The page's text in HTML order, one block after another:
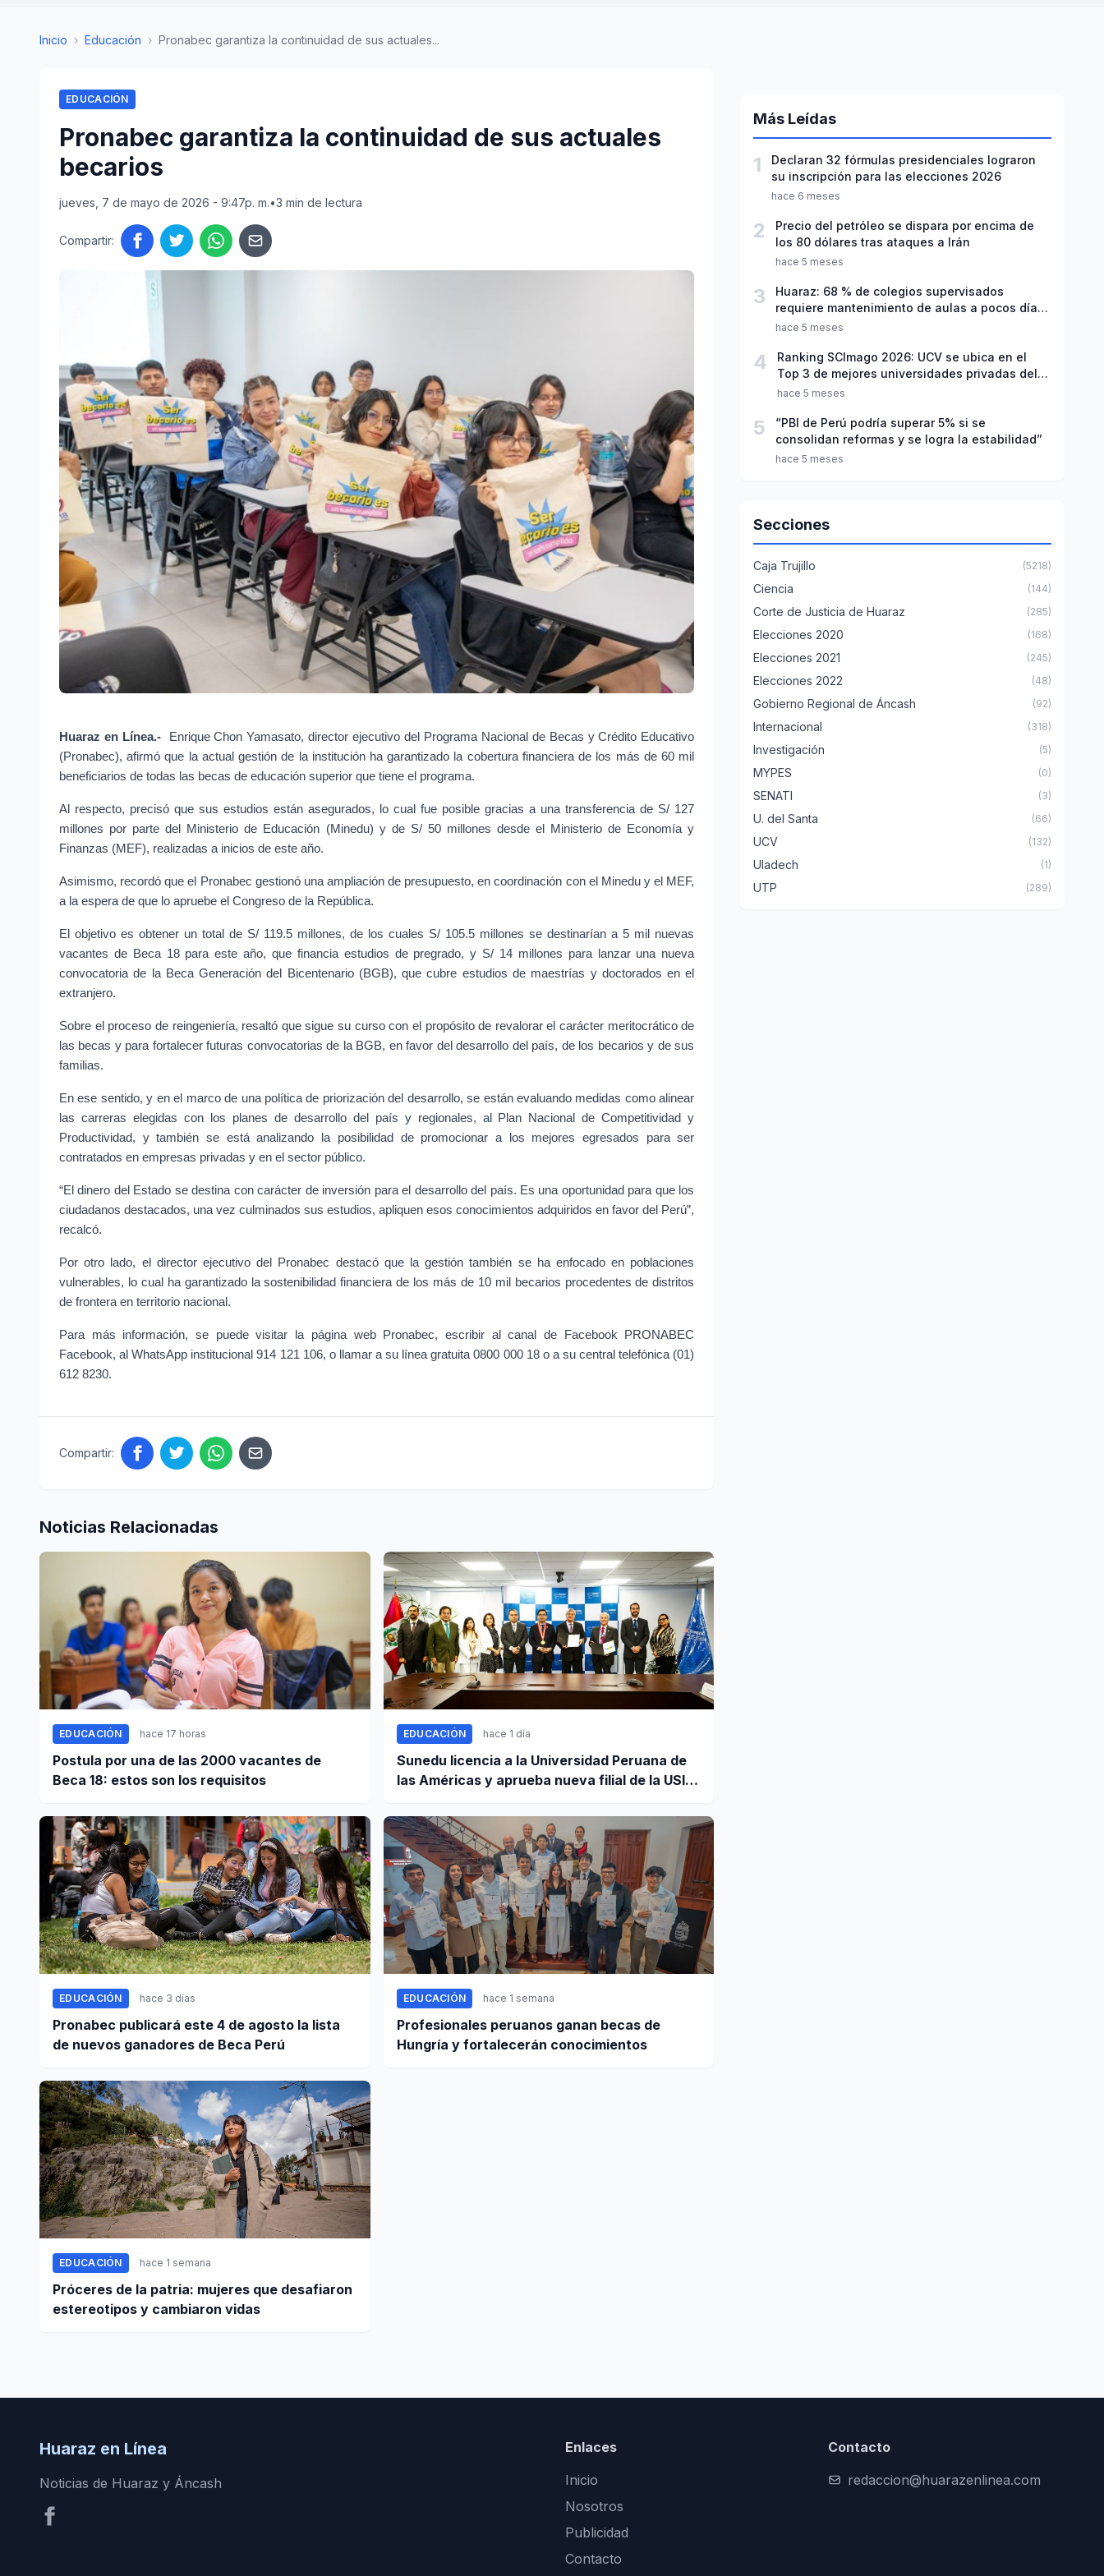
Inicio › Educación › Pronabec garantiza la continuidad de sus actuales...
EDUCACIÓN
Pronabec garantiza la continuidad de sus actuales
becarios
jueves, 7 de mayo de 2026 - 9:47p. m.•3 min de lectura
Compartir:
Huaraz en Línea.-
Enrique Chon Yamasato, director ejecutivo del Programa Nacional de Becas y Crédito Educativo
(Pronabec), afirmó que la actual gestión de la institución ha garantizado la cobertura financiera de los más de 60 mil
beneficiarios de todas las becas de educación superior que tiene el programa.
Al respecto, precisó que sus estudios están asegurados, lo cual fue posible gracias a una transferencia de S/ 127
millones por parte del Ministerio de Educación (Minedu) y de S/ 50 millones desde el Ministerio de Economía y
Finanzas (MEF), realizadas a inicios de este año.
Asimismo, recordó que el Pronabec gestionó una ampliación de presupuesto, en coordinación con el Minedu y el MEF,
a la espera de que lo apruebe el Congreso de la República.
El objetivo es obtener un total de S/ 119.5 millones, de los cuales S/ 105.5 millones se destinarían a 5 mil nuevas
vacantes de Beca 18 para este año, que financia estudios de pregrado, y S/ 14 millones para lanzar una nueva
convocatoria de la Beca Generación del Bicentenario (BGB), que cubre estudios de maestrías y doctorados en el
extranjero.
Sobre el proceso de reingeniería, resaltó que sigue su curso con el propósito de revalorar el carácter meritocrático de
las becas y para fortalecer futuras convocatorias de la BGB, en favor del desarrollo del país, de los becarios y de sus
familias.
En ese sentido, y en el marco de una política de priorización del desarrollo, se están evaluando medidas como alinear
las carreras elegidas con los planes de desarrollo del país y regionales, al Plan Nacional de Competitividad y
Productividad, y también se está analizando la posibilidad de promocionar a los mejores egresados para ser
contratados en empresas privadas y en el sector público.
“El dinero del Estado se destina con carácter de inversión para el desarrollo del país. Es una oportunidad para que los
ciudadanos destacados, una vez culminados sus estudios, apliquen esos conocimientos adquiridos en favor del Perú”,
recalcó.
Por otro lado, el director ejecutivo del Pronabec destacó que la gestión también se ha enfocado en poblaciones
vulnerables, lo cual ha garantizado la sostenibilidad financiera de los más de 10 mil becarios procedentes de distritos
de frontera en territorio nacional.
Para más información, se puede visitar la página web Pronabec, escribir al canal de Facebook PRONABEC
Facebook, al WhatsApp institucional 914 121 106, o llamar a su línea gratuita 0800 000 18 o a su central telefónica (01)
612 8230.
Compartir:
Noticias Relacionadas
EDUCACIÓN hace 17 horas
Postula por una de las 2000 vacantes de
Beca 18: estos son los requisitos
EDUCACIÓN hace 1 día
Sunedu licencia a la Universidad Peruana de
las Américas y aprueba nueva filial de la USIL
EDUCACIÓN hace 3 días
Pronabec publicará este 4 de agosto la lista
de nuevos ganadores de Beca Perú
EDUCACIÓN hace 1 semana
Profesionales peruanos ganan becas de
Hungría y fortalecerán conocimientos
EDUCACIÓN hace 1 semana
Próceres de la patria: mujeres que desafiaron
estereotipos y cambiaron vidas
Más Leídas
1
Declaran 32 fórmulas presidenciales lograron
su inscripción para las elecciones 2026
hace 6 meses
2
Precio del petróleo se dispara por encima de
los 80 dólares tras ataques a Irán
hace 5 meses
3
Huaraz: 68 % de colegios supervisados
requiere mantenimiento de aulas a pocos días
de inicio del año escolar 2026
hace 5 meses
4
Ranking SCImago 2026: UCV se ubica en el
Top 3 de mejores universidades privadas del
Perú
hace 5 meses
5
“PBI de Perú podría superar 5% si se
consolidan reformas y se logra la estabilidad”
hace 5 meses
Secciones
Caja Trujillo (5218)
Ciencia (144)
Corte de Justicia de Huaraz (285)
Elecciones 2020 (168)
Elecciones 2021 (245)
Elecciones 2022 (48)
Gobierno Regional de Áncash (92)
Internacional (318)
Investigación (5)
MYPES (0)
SENATI (3)
U. del Santa (66)
UCV (132)
Uladech (1)
UTP (289)
Huaraz en Línea
Noticias de Huaraz y Áncash
Enlaces
Inicio
Nosotros
Publicidad
Contacto
Contacto
redaccion@huarazenlinea.com